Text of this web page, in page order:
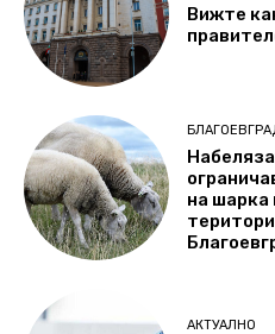
Вижте
на шарка
АКТУАЛНО